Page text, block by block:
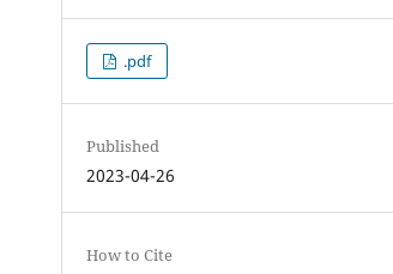
.pdf
Published
2023-04-26
How to Cite